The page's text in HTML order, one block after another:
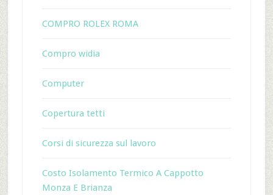
COMPRO ROLEX ROMA
Compro widia
Computer
Copertura tetti
Corsi di sicurezza sul lavoro
Costo Isolamento Termico A Cappotto
Monza E Brianza